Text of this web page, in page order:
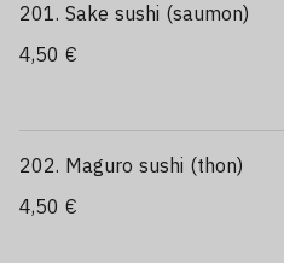
201. Sake sushi (saumon)
4,50 €
202. Maguro sushi (thon)
4,50 €